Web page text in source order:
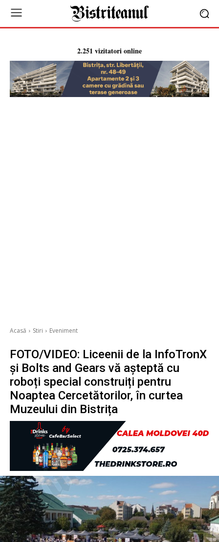
2.251 vizitatori online
Acasă Stiri Eveniment
FOTO/VIDEO: Liceenii de la InfoTronX
și Bolts and Gears vă așteptă cu
roboți special construiți pentru
Noaptea Cercetătorilor, în curtea
Muzeului din Bistrița